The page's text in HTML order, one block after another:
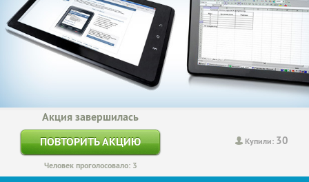
Купили: 30
Акция завершилась
ПОВТОРИТЬ АКЦИЮ
Человек проголосовало: 3